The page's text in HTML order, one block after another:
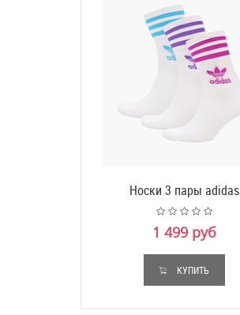
Носки 3 пары adidas
1 499 руб
КУПИТЬ